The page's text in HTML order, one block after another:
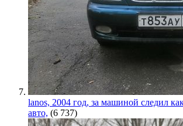
lanos, 2004 год, за машиной следил
авто, (6 737)